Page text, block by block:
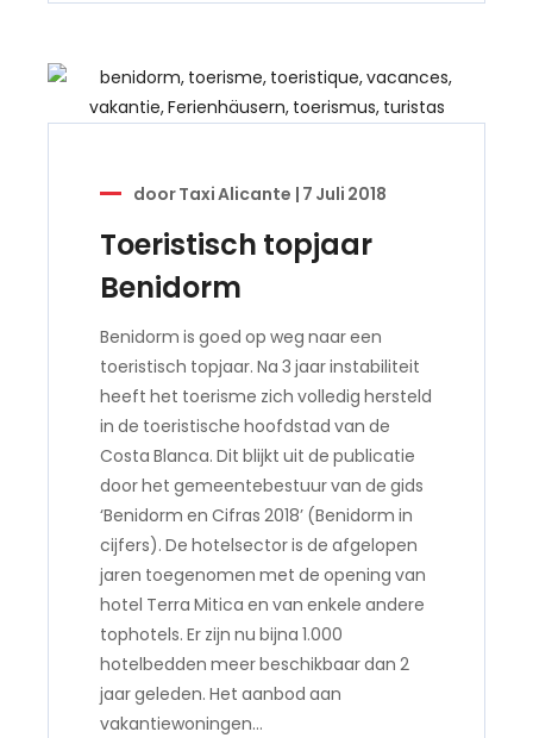
doorTaxi Alicante | 7 Juli 2018
Toeristisch topjaar
Benidorm
Benidorm is goed op weg naar een
toeristisch topjaar. Na 3 jaar instabiliteit
heeft het toerisme zich volledig hersteld
in de toeristische hoofdstad van de
Costa Blanca. Dit blijkt uit de publicatie
door het gemeentebestuur van de gids
‘Benidorm en Cifras 2018’ (Benidorm in
cijfers). De hotelsector is de afgelopen
jaren toegenomen met de opening van
hotel Terra Mitica en van enkele andere
tophotels. Er zijn nu bijna 1.000
hotelbedden meer beschikbaar dan 2
jaar geleden. Het aanbod aan
vakantiewoningen…